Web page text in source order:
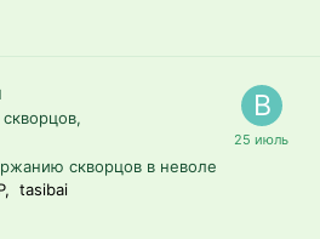
скворцов в неволе
tasibai